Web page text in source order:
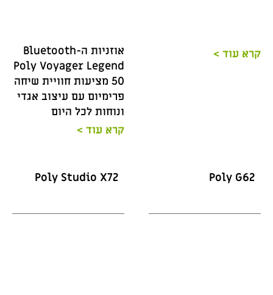
קרא עוד >
אוזניות ה-Bluetooth
Poly Voyager Legend
50 מציעות חוויית שיחה
פרימיום עם עיצוב אגדי
ונוחות לכל היום
קרא עוד >
Poly G62
Poly Studio X72